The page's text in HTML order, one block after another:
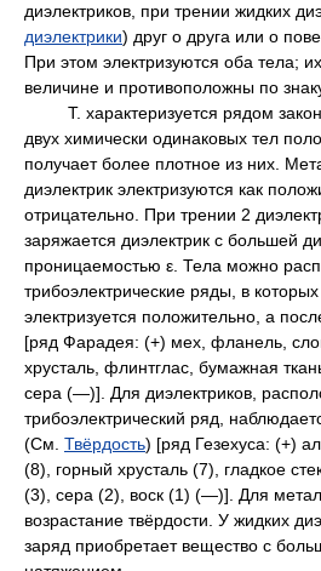
диэлектриков, при трении жидких
диэлектрики) друг о друга или о
При этом электризуются оба тела;
величине и противоположны по
Т. характеризуется рядом
двух химически одинаковых тел
получает более плотное из них.
диэлектрик электризуются как
отрицательно. При трении 2
заряжается диэлектрик с большей
проницаемостью ε. Тела можно
трибоэлектрические ряды, в
электризуется положительно, а
[ряд Фарадея: (+) мех, фланель,
хрусталь, флинтглас, бумажная
сера (—)]. Для диэлектриков,
трибоэлектрический ряд,
(См. Твёрдость) [ряд Гезехуса: (+)
(8), горный хрусталь (7), гладкое
(3), сера (2), воск (1) (—)]. Для
возрастание твёрдости. У жидких
заряд приобретает вещество с